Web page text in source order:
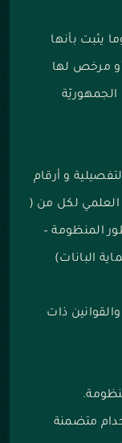
يثبت بأنها
أو مرخص لها
و أرقام
العلمي لكل من (
المنظومة –
البانات)
ذات
متضمنة